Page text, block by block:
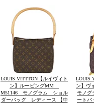
LOUIS VITTTON【ルイヴィト
ン】ルーピングMM
M51146 モノグラム ショル
ダーバッグ レディース 【中
LOUIS
ン】ヴ
モノ
ート